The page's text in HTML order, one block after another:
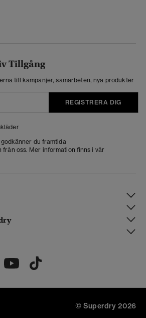
Tillgång
till kampanjer, samarbeten, nya produkter
REGISTRERA DIG
du framtida
från oss. Mer information finns i vår
© Superdry 2026